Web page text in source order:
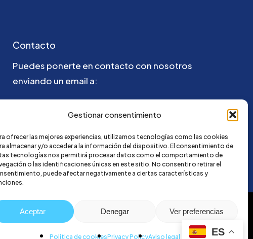
Gestionar consentimiento
ofrecer las mejores experiencias, utilizamos tecnologías como las cookies
almacenar y/o acceder a la información del dispositivo. El consentimiento de
tecnologías nos permitirá procesar datos como el comportamiento de
o las identificaciones únicas en este sitio. No consentir o retirar el
puede afectar negativamente a ciertas características y
Aceptar Denegar Ver preferencias
Política de cookiesPrivacy PolicyAviso legal
Contacto
Puedes ponerte en contacto con nosotros
enviando un email a:
ES